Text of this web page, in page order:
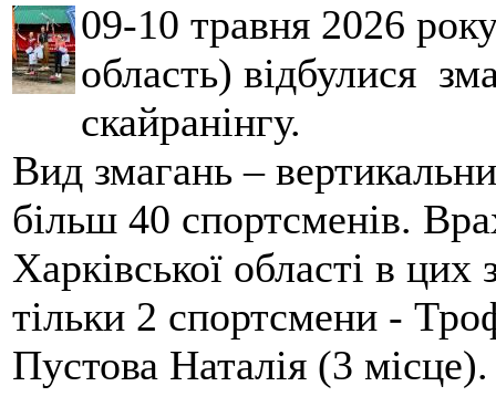
09-10 травня 2026
область) відбулися
скайранінгу.
Вид змагань –
більш 40 спортсменів.
Харківської області в
тільки 2 спортсмени -
Пустова Наталія (3 місце).